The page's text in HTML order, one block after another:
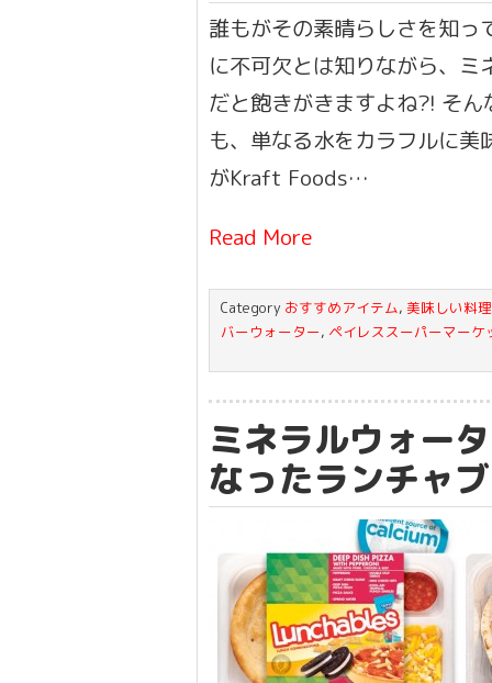
誰もがその素晴らしさを知っ
に不可欠とは知りながら、ミ
だと飽きがきますよね?! そ
も、単なる水をカラフルに美
がKraft Foods…
Read More
Category おすすめアイテム, 美味しい料
バーウォーター, ペイレススーパーマーケ
ミネラルウォー
なったランチャ